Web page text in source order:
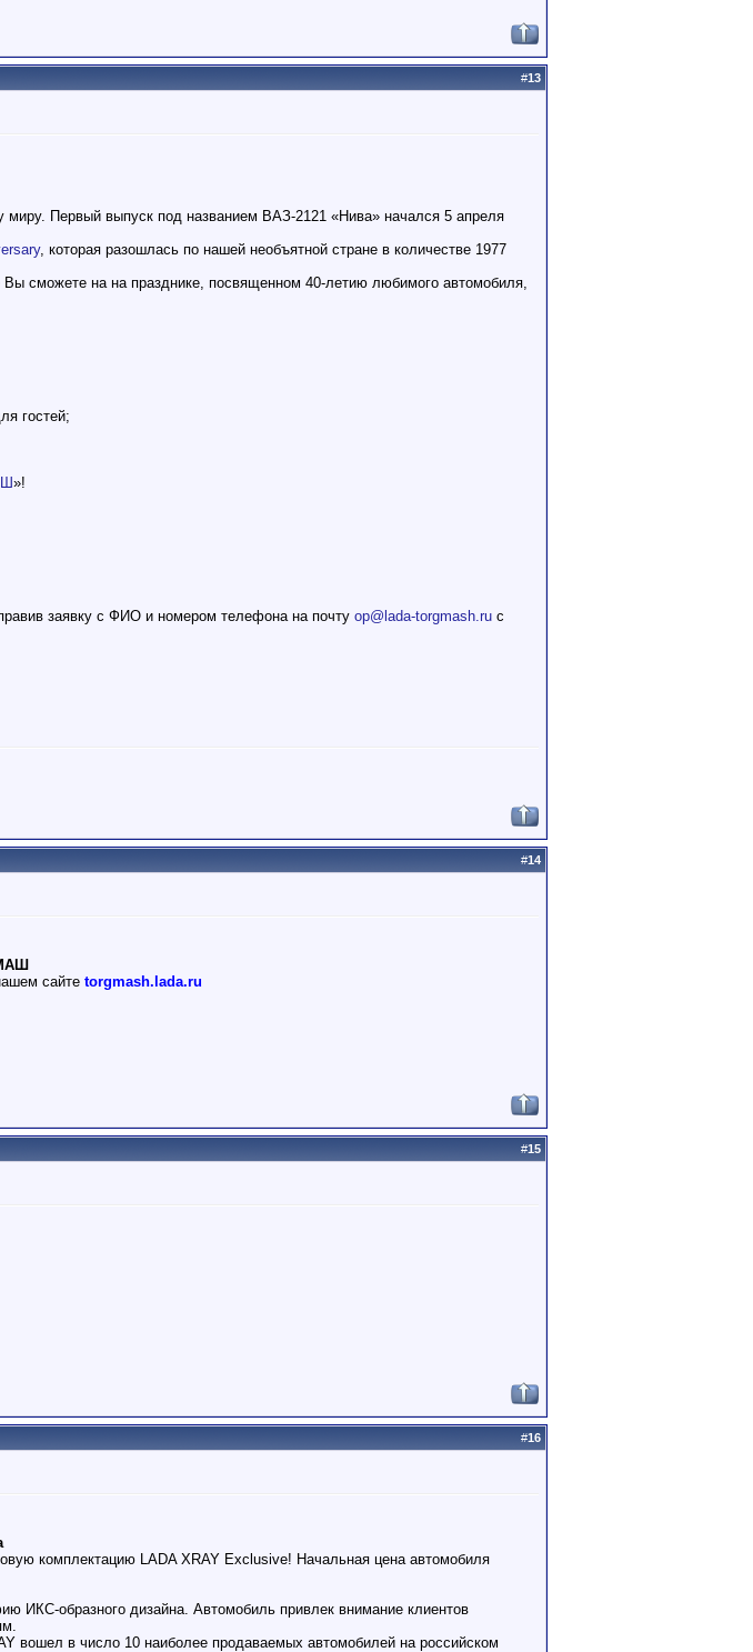
#13
Первый выпуск под названием ВАЗ-2121 «Нива» начался 5 апреля
, которая разошлась по нашей необъятной стране в количестве 1977
сможете на на празднике, посвященном 40-летию любимого автомобиля,
гостей;
»!
заявку с ФИО и номером телефона на почту op@lada-torgmash.ru с
#14
сайте torgmash.lada.ru
#15
#16
комплектацию LADA XRAY Exclusive! Начальная цена автомобиля
ИКС-образного дизайна. Автомобиль привлек внимание клиентов
вошел в число 10 наиболее продаваемых автомобилей на российском